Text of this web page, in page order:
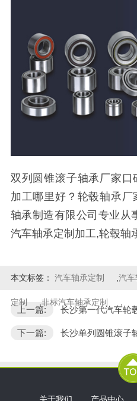
双列圆锥滚子轴承厂家口
加工哪里好？轮毂轴承
轴承制造有限公司专业从
汽车轴承定制加工,轮毂轴
本文标签： 汽车轴承定制 ,汽车
定制 ,非标汽车轴承定制
上一篇: 长沙第一代汽车轮
下一篇: 长沙单列圆锥滚子
关于我们 产品中心